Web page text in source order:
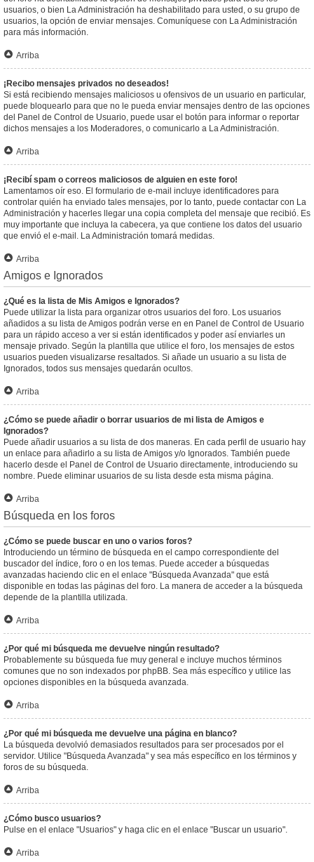
usuarios, o bien La Administración ha deshabilitado para usted, o su grupo de
usuarios, la opción de enviar mensajes. Comuníquese con La Administración
para más información.
Arriba
¡Recibo mensajes privados no deseados!
Si está recibiendo mensajes maliciosos u ofensivos de un usuario en particular,
puede bloquearlo para que no le pueda enviar mensajes dentro de las opciones
del Panel de Control de Usuario, puede usar el botón para informar o reportar
dichos mensajes a los Moderadores, o comunicarlo a La Administración.
Arriba
¡Recibí spam o correos maliciosos de alguien en este foro!
Lamentamos oír eso. El formulario de e-mail incluye identificadores para
controlar quién ha enviado tales mensajes, por lo tanto, puede contactar con La
Administración y hacerles llegar una copia completa del mensaje que recibió. Es
muy importante que incluya la cabecera, ya que contiene los datos del usuario
que envió el e-mail. La Administración tomará medidas.
Arriba
Amigos e Ignorados
¿Qué es la lista de Mis Amigos e Ignorados?
Puede utilizar la lista para organizar otros usuarios del foro. Los usuarios
añadidos a su lista de Amigos podrán verse en en Panel de Control de Usuario
para un rápido acceso a ver si están identificados y poder así enviarles un
mensaje privado. Según la plantilla que utilice el foro, los mensajes de estos
usuarios pueden visualizarse resaltados. Si añade un usuario a su lista de
Ignorados, todos sus mensajes quedarán ocultos.
Arriba
¿Cómo se puede añadir o borrar usuarios de mi lista de Amigos e
Ignorados?
Puede añadir usuarios a su lista de dos maneras. En cada perfil de usuario hay
un enlace para añadirlo a su lista de Amigos y/o Ignorados. También puede
hacerlo desde el Panel de Control de Usuario directamente, introduciendo su
nombre. Puede eliminar usuarios de su lista desde esta misma página.
Arriba
Búsqueda en los foros
¿Cómo se puede buscar en uno o varios foros?
Introduciendo un término de búsqueda en el campo correspondiente del
buscador del índice, foro o en los temas. Puede acceder a búsquedas
avanzadas haciendo clic en el enlace "Búsqueda Avanzada" que está
disponible en todas las páginas del foro. La manera de acceder a la búsqueda
depende de la plantilla utilizada.
Arriba
¿Por qué mi búsqueda me devuelve ningún resultado?
Probablemente su búsqueda fue muy general e incluye muchos términos
comunes que no son indexados por phpBB. Sea más específico y utilice las
opciones disponibles en la búsqueda avanzada.
Arriba
¿Por qué mi búsqueda me devuelve una página en blanco?
La búsqueda devolvió demasiados resultados para ser procesados por el
servidor. Utilice "Búsqueda Avanzada" y sea más específico en los términos y
foros de su búsqueda.
Arriba
¿Cómo busco usuarios?
Pulse en el enlace "Usuarios" y haga clic en el enlace "Buscar un usuario".
Arriba